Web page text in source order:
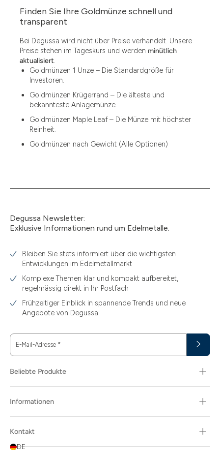
1.49
1.87
12.15
13.77
15.55
15.60
3.05
3.11
3.12
3.44
3.58
3.66
30
Finden Sie Ihre Goldmünze schnell und
transparent
Bei Degussa wird nicht über Preise verhandelt. Unsere
Preise stehen im Tageskurs und werden minütlich
aktualisiert.
Goldmünzen 1 Unze – Die Standardgröße für
Investoren.
Goldmünzen Krügerrand – Die älteste und
bekannteste Anlagemünze.
Goldmünzen Maple Leaf – Die Münze mit höchster
Reinheit.
Goldmünzen nach Gewicht (Alle Optionen)
Degussa Newsletter:
Exklusive Informationen rund um Edelmetalle.
Bleiben Sie stets informiert über die wichtigsten
Entwicklungen im Edelmetallmarkt
Komplexe Themen klar und kompakt aufbereitet,
regelmässig direkt in Ihr Postfach
Frühzeitiger Einblick in spannende Trends und neue
Angebote von Degussa
E-Mail-Adresse *
Beliebte Produkte
Informationen
Kontakt
DE